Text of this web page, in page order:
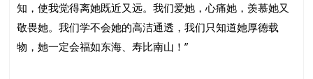
知，使我觉得离她既近又远。我们爱她，心痛她，羡慕她又
敬畏她。我们学不会她的高洁通透，我们只知道她厚德载
物，她一定会福如东海、寿比南山！”